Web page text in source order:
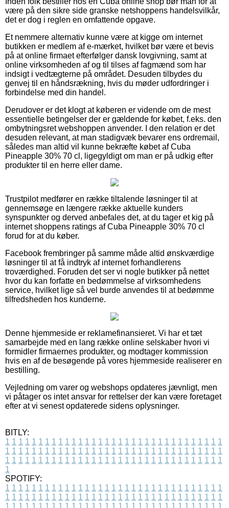
være på den sikre side granske netshoppens handelsvilkår,
det er dog i reglen en omfattende opgave.
Et nemmere alternativ kunne være at kigge om internet
butikken er medlem af e-mærket, hvilket bør være et bevis
på at online firmaet efterfølger dansk lovgivning, samt at
online virksomheden af og til tilses af fagmænd som har
indsigt i vedtægterne på området. Desuden tilbydes du
genvej til en håndsrækning, hvis du møder udfordringer i
forbindelse med din handel.
Derudover er det klogt at køberen er vidende om de mest
essentielle betingelser der er gældende for købet, f.eks. den
ombytningsret webshoppen anvender. I den relation er det
desuden relevant, at man stadigvæk bevarer ens ordremail,
således man altid vil kunne bekræfte købet af Cuba
Pineapple 30% 70 cl, ligegyldigt om man er på udkig efter
produkter til en herre eller dame.
Trustpilot medfører en række tiltalende løsninger til at
gennemsøge en længere række aktuelle kunders
synspunkter og derved anbefales det, at du tager et kig på
internet shoppens ratings af Cuba Pineapple 30% 70 cl
forud for at du køber.
Facebook frembringer på samme måde altid ønskværdige
løsninger til at få indtryk af internet forhandlerens
troværdighed. Foruden det ser vi nogle butikker på nettet
hvor du kan forfatte en bedømmelse af virksomhedens
service, hvilket lige så vel burde anvendes til at bedømme
tilfredsheden hos kunderne.
Denne hjemmeside er reklamefinansieret. Vi har et tæt
samarbejde med en lang række online selskaber hvori vi
formidler firmaernes produkter, og modtager kommission
hvis en af de besøgende på vores hjemmeside realiserer en
bestilling.
Vejledning om varer og webshops opdateres jævnligt, men
vi påtager os intet ansvar for rettelser der kan være foretaget
efter at vi senest opdaterede sidens oplysninger.
BITLY:
1 1 1 1 1 1 1 1 1 1 1 1 1 1 1 1 1 1 1 1 1 1 1 1 1 1 1 1 1 1 1 1 1
1 1 1 1 1 1 1 1 1 1 1 1 1 1 1 1 1 1 1 1 1 1 1 1 1 1 1 1 1 1 1 1 1
1 1 1 1 1 1 1 1 1 1 1 1 1 1 1 1 1 1 1 1 1 1 1 1 1 1 1 1 1 1 1 1 1
1
SPOTIFY:
1 1 1 1 1 1 1 1 1 1 1 1 1 1 1 1 1 1 1 1 1 1 1 1 1 1 1 1 1 1 1 1 1
1 1 1 1 1 1 1 1 1 1 1 1 1 1 1 1 1 1 1 1 1 1 1 1 1 1 1 1 1 1 1 1 1
1 1 1 1 1 1 1 1 1 1 1 1 1 1 1 1 1 1 1 1 1 1 1 1 1 1 1 1 1 1 1 1 1